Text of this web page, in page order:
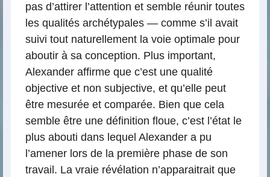
pas d’attirer l’attention et semble réunir toutes
les qualités archétypales — comme s’il avait
suivi tout naturellement la voie optimale pour
aboutir à sa conception. Plus important,
Alexander affirme que c’est une qualité
objective et non subjective, et qu’elle peut
être mesurée et comparée. Bien que cela
semble être une définition floue, c’est l’état le
plus abouti dans lequel Alexander a pu
l’amener lors de la première phase de son
travail. La vraie révélation n’apparaitrait que